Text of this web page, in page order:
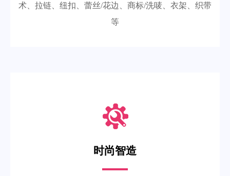
术、拉链、纽扣、蕾丝/花边、商标/洗唛、衣架、织带
等
时尚智造